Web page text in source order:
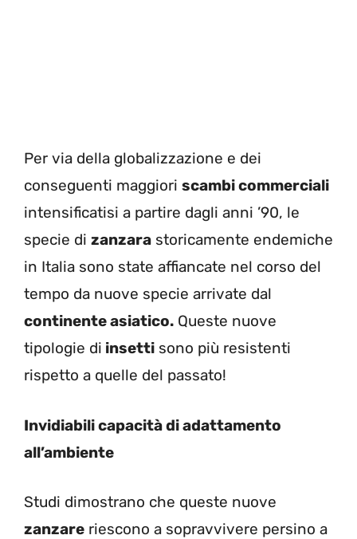
Per via della globalizzazione e dei
conseguenti maggiori scambi commerciali
intensificatisi a partire dagli anni ’90, le
specie di zanzara storicamente endemiche
in Italia sono state affiancate nel corso del
tempo da nuove specie arrivate dal
continenteasiatico. Queste nuove
tipologie di insetti sono più resistenti
rispetto a quelle del passato!
Invidiabili capacità di adattamento
all’ambiente
Studi dimostrano che queste nuove
zanzare riescono a sopravvivere persino a